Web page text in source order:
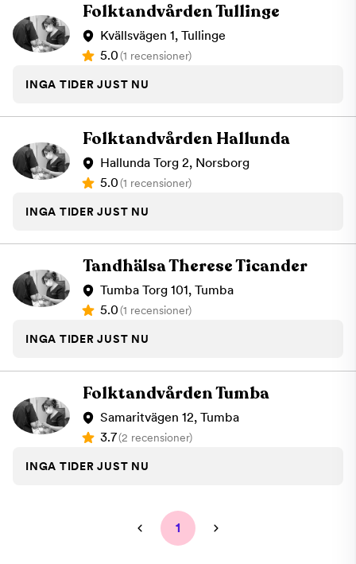
Folktandvården Tullinge
Kvällsvägen 1, Tullinge
5.0(1 recensioner)
INGA TIDER JUST NU
Folktandvården Hallunda
Hallunda Torg 2, Norsborg
5.0(1 recensioner)
INGA TIDER JUST NU
Tandhälsa Therese Ticander
Tumba Torg 101, Tumba
5.0(1 recensioner)
INGA TIDER JUST NU
Folktandvården Tumba
Samaritvägen 12, Tumba
3.7(2 recensioner)
INGA TIDER JUST NU
1